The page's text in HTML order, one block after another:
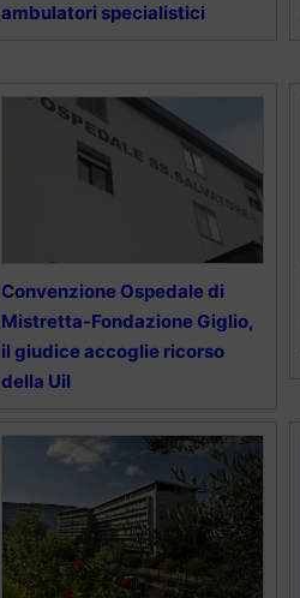
ambulatori specialistici
Convenzione Ospedale di
Mistretta-Fondazione Giglio,
il giudice accoglie ricorso
della Uil